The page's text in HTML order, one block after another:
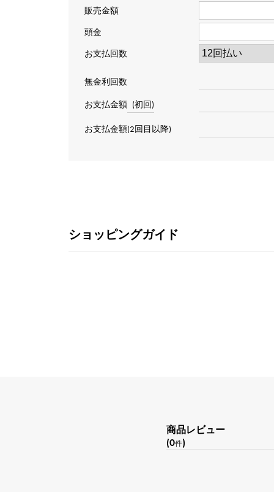
販売金額
頭金
お支払回数
無金利回数
お支払金額 (初回)
お支払金額(2回目以降)
ショッピングガイド
商品レビュー
(0件)